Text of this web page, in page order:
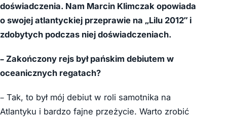
doświadczenia. Nam Marcin Klimczak opowiada
o swojej atlantyckiej przeprawie na „Lilu 2012” i
zdobytych podczas niej doświadczeniach.
– Zakończony rejs był pańskim debiutem w
oceanicznych regatach?
– Tak, to był mój debiut w roli samotnika na
Atlantyku i bardzo fajne przeżycie. Warto zrobić